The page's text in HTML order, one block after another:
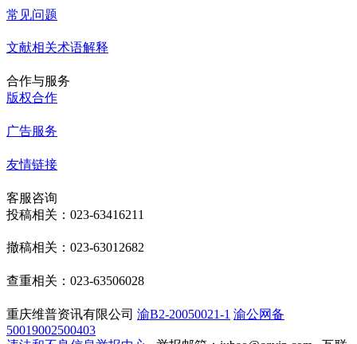
常见问题
文献相关术语解释
合作与服务
版权合作
广告服务
友情链接
客服咨询
投稿相关：023-63416211
撤稿相关：023-63012682
查重相关：023-63506028
重庆维普资讯有限公司 渝B2-20050021-1 渝公网备
50019002500403